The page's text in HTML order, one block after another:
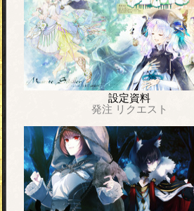
設定資料
発注 リクエスト